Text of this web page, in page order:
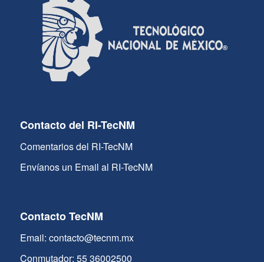
Contacto del RI-TecNM
Comentarios del RI-TecNM
Envíanos un Email al RI-TecNM
Contacto TecNM
Email: contacto@tecnm.mx
Conmutador: 55 36002500